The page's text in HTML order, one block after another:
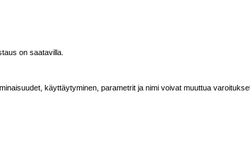
on saatavilla.
käyttäytyminen, parametrit ja nimi voivat muuttua